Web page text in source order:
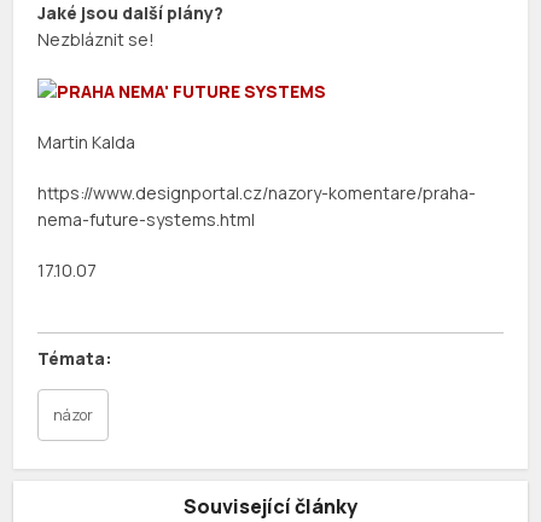
Jaké jsou další plány?
Nezbláznit se!
Martin Kalda
https://www.designportal.cz/nazory-komentare/praha-
nema-future-systems.html
17.10.07
názor
Související články